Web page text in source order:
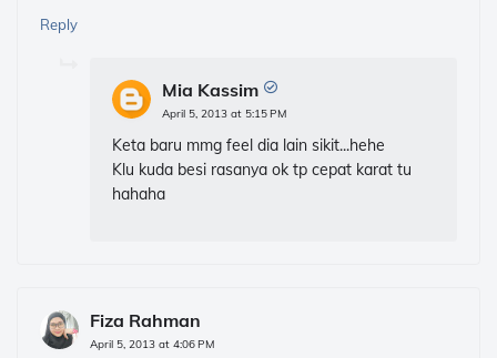
Reply
Mia Kassim
April 5, 2013 at 5:15 PM
Keta baru mmg feel dia lain sikit...hehe
Klu kuda besi rasanya ok tp cepat karat tu
hahaha
Fiza Rahman
April 5, 2013 at 4:06 PM